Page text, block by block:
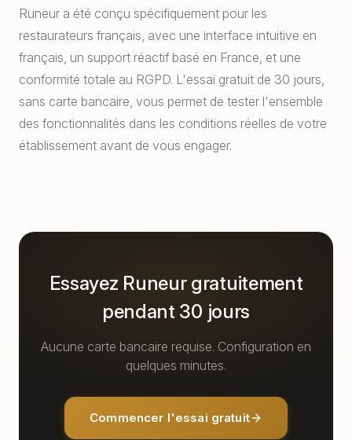
Runeur a été conçu spécifiquement pour les
restaurateurs français, avec une interface intuitive en
français, un support réactif basé en France, et une
conformité totale au RGPD. L'essai gratuit de 30 jours,
sans carte bancaire, vous permet de tester l'ensemble
des fonctionnalités dans les conditions réelles de votre
établissement avant de vous engager.
Essayez Runeur gratuitement
pendant 30 jours
Aucune carte bancaire requise. Configuration en
quelques minutes.
Commencer l'essai gratuit